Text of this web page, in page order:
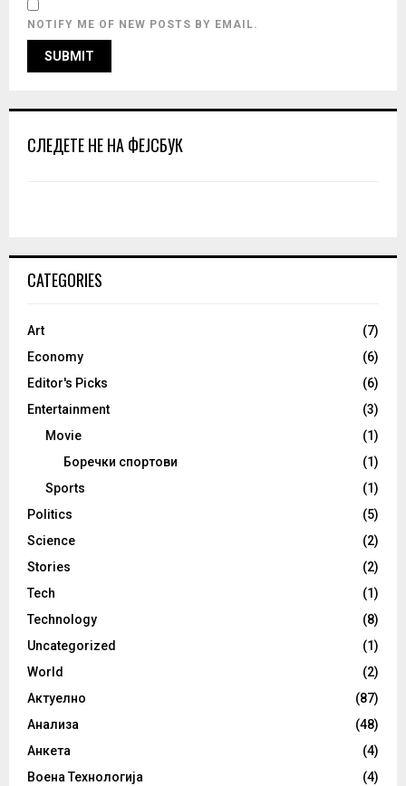
NOTIFY ME OF NEW POSTS BY EMAIL.
СЛЕДЕТЕ НЕ НА ФЕЈСБУК
CATEGORIES
Art
(7)
Economy
(6)
Editor's Picks
(6)
Entertainment
(3)
Movie
(1)
Боречки спортови
(1)
Sports
(1)
Politics
(5)
Science
(2)
Stories
(2)
Tech
(1)
Technology
(8)
Uncategorized
(1)
World
(2)
Актуелно
(87)
Анализа
(48)
Анкета
(4)
Воена Технологија
(4)